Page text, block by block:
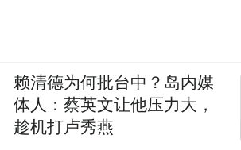
赖清德为何批台中？岛内媒
体人：蔡英文让他压力大，
趁机打卢秀燕